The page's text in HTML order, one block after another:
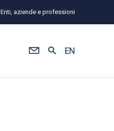
Enti, aziende e professioni
EN